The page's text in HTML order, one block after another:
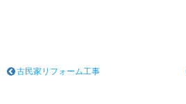
古民家リフォーム工事